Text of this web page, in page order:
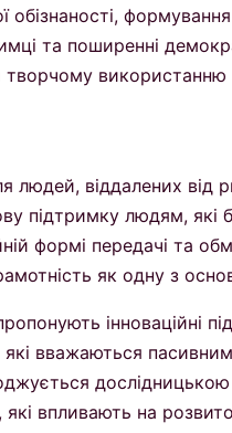
обізнаності,
та поширенні
використанню
людей, віддалених від
підтримку людям,
формі передачі та
як одну з
інноваційні
вважаються
впливають на